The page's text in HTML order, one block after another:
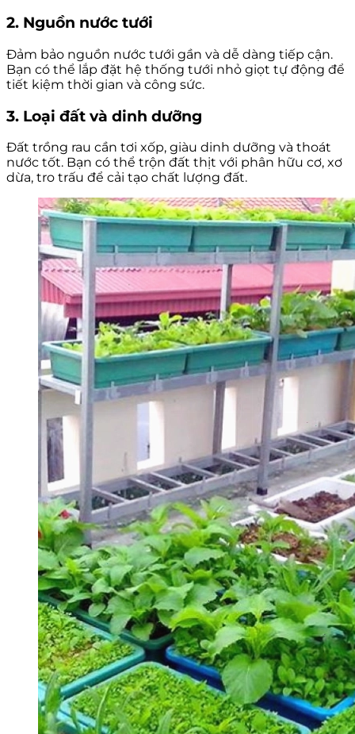
2. Nguồn nước tưới
Đảm bảo nguồn nước tưới gần và dễ dàng tiếp cận.
Bạn có thể lắp đặt hệ thống tưới nhỏ giọt tự động để
tiết kiệm thời gian và công sức.
3. Loại đất và dinh dưỡng
Đất trồng rau cần tơi xốp, giàu dinh dưỡng và thoát
nước tốt. Bạn có thể trộn đất thịt với phân hữu cơ, xơ
dừa, tro trấu để cải tạo chất lượng đất.